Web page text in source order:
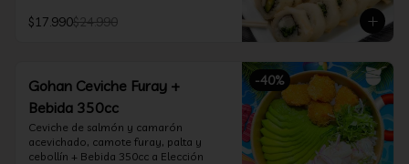
Tempura
Queso Crema y Cebollín, frito en
tempura
*Incluye 2 palitos, 2 soya 30ml, 1 salsa
teriyaki 30ml
$17.990$24.990
-40%
Gohan Ceviche Furay +
Bebida 350cc
Ceviche de salmón y camarón
acevichado, camote furay, palta y
cebollín + Bebida 350cc a Elección